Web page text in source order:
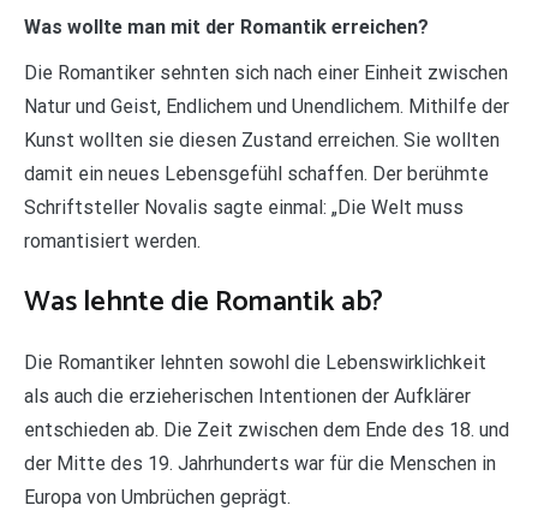
Was wollte man mit der Romantik erreichen?
Die Romantiker sehnten sich nach einer Einheit zwischen
Natur und Geist, Endlichem und Unendlichem. Mithilfe der
Kunst wollten sie diesen Zustand erreichen. Sie wollten
damit ein neues Lebensgefühl schaffen. Der berühmte
Schriftsteller Novalis sagte einmal: „Die Welt muss
romantisiert werden.
Was lehnte die Romantik ab?
Die Romantiker lehnten sowohl die Lebenswirklichkeit
als auch die erzieherischen Intentionen der Aufklärer
entschieden ab. Die Zeit zwischen dem Ende des 18. und
der Mitte des 19. Jahrhunderts war für die Menschen in
Europa von Umbrüchen geprägt.